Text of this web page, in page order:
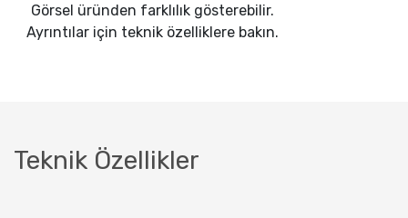
Görsel üründen farklılık gösterebilir.
Ayrıntılar için teknik özelliklere bakın.
Teknik Özellikler